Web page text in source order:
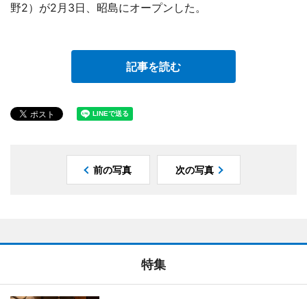
野2）が2月3日、昭島にオープンした。
記事を読む
前の写真 次の写真
特集